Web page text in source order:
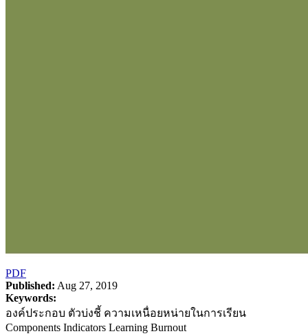
PDF
Published: Aug 27, 2019
Keywords:
องค์ประกอบ ตัวบ่งชี้ ความเหนื่อยหน่ายในการเรียน
Components Indicators Learning Burnout